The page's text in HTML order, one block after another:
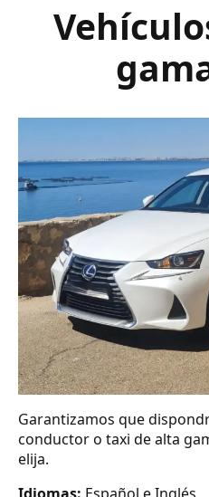
Garantizamos que
conductor o taxi de alta
elija.